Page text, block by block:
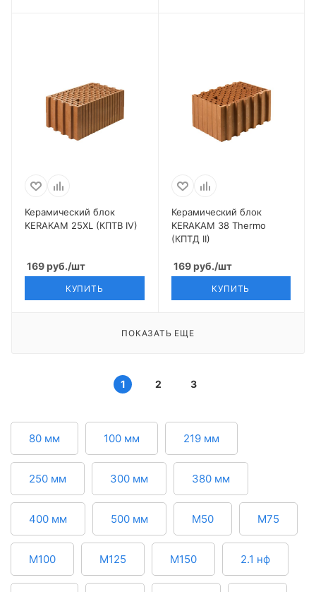
Керамический блок
KERAKAM 25XL (КПТВ IV)
169руб./шт
КУПИТЬ
Керамический блок
KERAKAM 38 Thermo
(КПТД II)
169руб./шт
КУПИТЬ
ПОКАЗАТЬ ЕЩЕ
1 2 3
80 мм 100 мм 219 мм
250 мм 300 мм 380 мм
400 мм 500 мм М50 М75
М100 М125 М150 2.1 нф